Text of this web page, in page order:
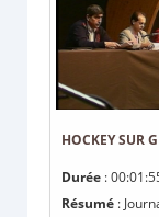
HOCKEY SUR
Durée :
Résumé :